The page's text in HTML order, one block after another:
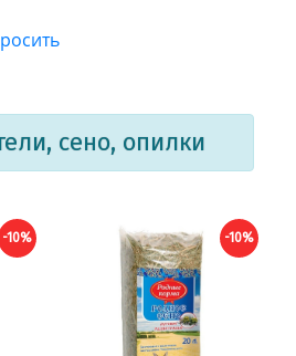
сено, опилки
-10% -10%